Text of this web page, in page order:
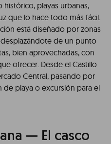
playas urbanas,
que lo hace todo más fácil.
está diseñado por zonas
de un punto
bien aprovechadas, con
ofrecer. Desde el Castillo
Central, pasando por
de playa o excursión para el
— El casco